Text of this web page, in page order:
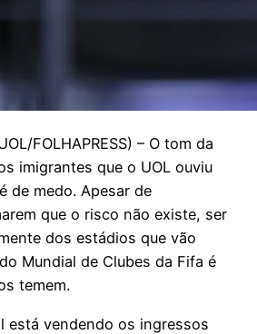
FOLHAPRESS) – O tom da
imigrantes que o UOL ouviu
de medo. Apesar de
que o risco não existe, ser
dos estádios que vão
Mundial de Clubes da Fifa é
temem.
está vendendo os ingressos